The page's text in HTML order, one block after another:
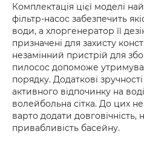
Комплектація цієї моделі
фільтр-насос забезпечить
води, а хлоргенератор її
призначені для захисту
незамінний пристрій для
пилосос допоможе
порядку. Додаткові
активного відпочинку на
волейбольна сітка. До цих
варто додати довговічність,
привабливість басейну.